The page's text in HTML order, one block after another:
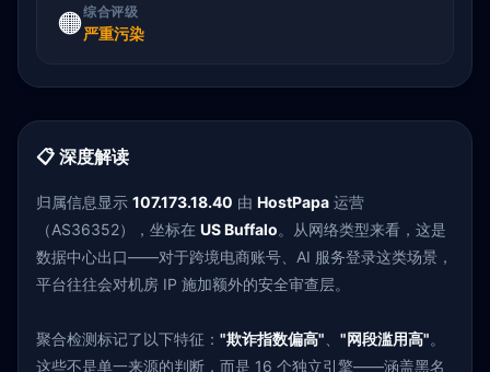
🟠综合评级
严重污染
📋 深度解读
归属信息显示 107.173.18.40 由 HostPapa 运营
（AS36352），坐标在 US Buffalo。从网络类型来看，这是
数据中心出口——对于跨境电商账号、AI 服务登录这类场景，
平台往往会对机房 IP 施加额外的安全审查层。
聚合检测标记了以下特征： "欺诈指数偏高" "网段滥用高"。
这些不是单一来源的判断，而是 16 个独立引擎——涵盖黑名